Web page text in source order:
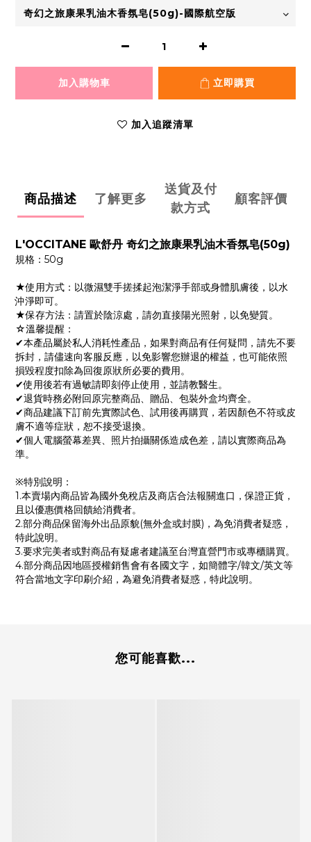
加入購物車 立即購買
加入追蹤清單
商品描述 了解更多
送貨及付
款方式
顧客評價
L'OCCITANE 歐舒丹 奇幻之旅康果乳油木香氛皂(50g)
規格：50g
★使用方式：以微濕雙手搓揉起泡潔淨手部或身體肌膚後，以水
沖淨即可。
★保存方法：請置於陰涼處，請勿直接陽光照射，以免變質。
☆溫馨提醒：
✔本產品屬於私人消耗性產品，如果對商品有任何疑問，請先不要
拆封，請儘速向客服反應，以免影響您辦退的權益，也可能依照
損毀程度扣除為回復原狀所必要的費用。
✔使用後若有過敏請即刻停止使用，並請教醫生。
✔退貨時務必附回原完整商品、贈品、包裝外盒均齊全。
✔商品建議下訂前先實際試色、試用後再購買，若因顏色不符或皮
膚不適等症狀，恕不接受退換。
✔個人電腦螢幕差異、照片拍攝關係造成色差，請以實際商品為
準。
※特別說明：
1.本賣場內商品皆為國外免稅店及商店合法報關進口，保證正貨，
且以優惠價格回饋給消費者。
2.部分商品保留海外出品原貌(無外盒或封膜)，為免消費者疑惑，
特此說明。
3.要求完美者或對商品有疑慮者建議至台灣直營門市或專櫃購買。
4.部分商品因地區授權銷售會有各國文字，如簡體字/韓文/英文等
符合當地文字印刷介紹，為避免消費者疑惑，特此說明。
您可能喜歡...